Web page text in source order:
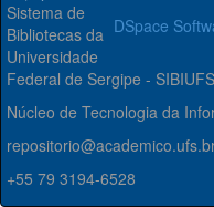
DSpace
Sistema de
Bibliotecas da
Universidade
Federal de Sergipe - SIBIUFS
Núcleo de Tecnologia da
+55 79 3194-6528